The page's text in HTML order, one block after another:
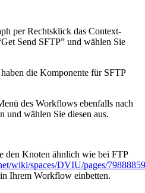
per Rechtsklick das Context-
Send SFTP” und wählen Sie
die Komponente für SFTP
des Workflows ebenfalls nach
und wählen Sie diesen aus.
den Knoten ähnlich wie bei FTP
wiki/spaces/DVIU/pages/
Ihrem Workflow einbetten.